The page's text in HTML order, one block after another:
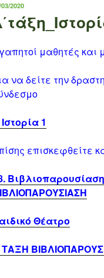
2020
μαθητές και
να δείτε την
1
επισκεφθείτε
Βιβλιοπαρουσίαση
Θέατρο